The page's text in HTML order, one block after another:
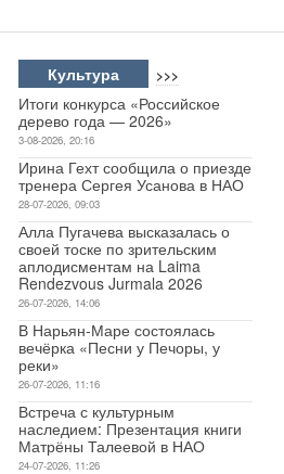
Культура >>>
Итоги конкурса «Российское
дерево года — 2026»
3-08-2026, 20:16
Ирина Гехт сообщила о приезде
тренера Сергея Усанова в НАО
28-07-2026, 09:03
Алла Пугачева высказалась о
своей тоске по зрительским
аплодисментам на Laima
Rendezvous Jurmala 2026
26-07-2026, 14:06
В Нарьян-Маре состоялась
вечёрка «Песни у Печоры, у
реки»
26-07-2026, 11:16
Встреча с культурным
наследием: Презентация книги
Матрёны Талеевой в НАО
24-07-2026, 11:26